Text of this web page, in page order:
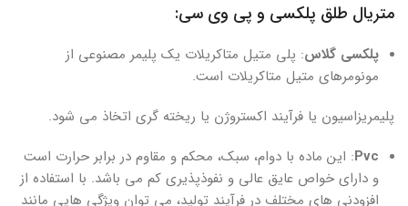
متریال طلق پلکسی و پی وی سی:
پلکسی گلاس: پلی متیل متاکریلات یک پلیمر مصنوعی از
مونومرهای متیل متاکریلات است.
پلیمریزاسیون یا فرآیند اکستروژن یا ریخته گری اتخاذ می شود.
Pvc: این ماده با دوام، سبک، محکم و مقاوم در برابر حرارت است
و دارای خواص عایق عالی و نفوذپذیری کم می باشد. با استفاده از
افزودنی های مختلف در فرآیند تولید، می توان ویژگی هایی مانند